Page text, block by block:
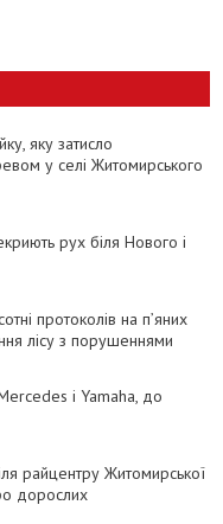
яку затисло
у селі Житомирського
рух біля Нового і
протоколів на пʼяних
лісу з порушеннями
і Yamaha, до
райцентру Житомирської
дорослих